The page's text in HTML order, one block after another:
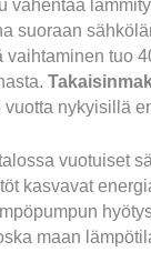
vähentää
suoraan
vaihtaminen tuo
nykyisillä
vuotuiset
kasvavat
maan